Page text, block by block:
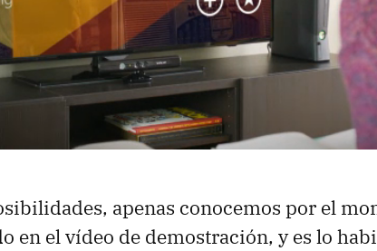
apenas conocemos por el
en el vídeo de demostración, y es lo